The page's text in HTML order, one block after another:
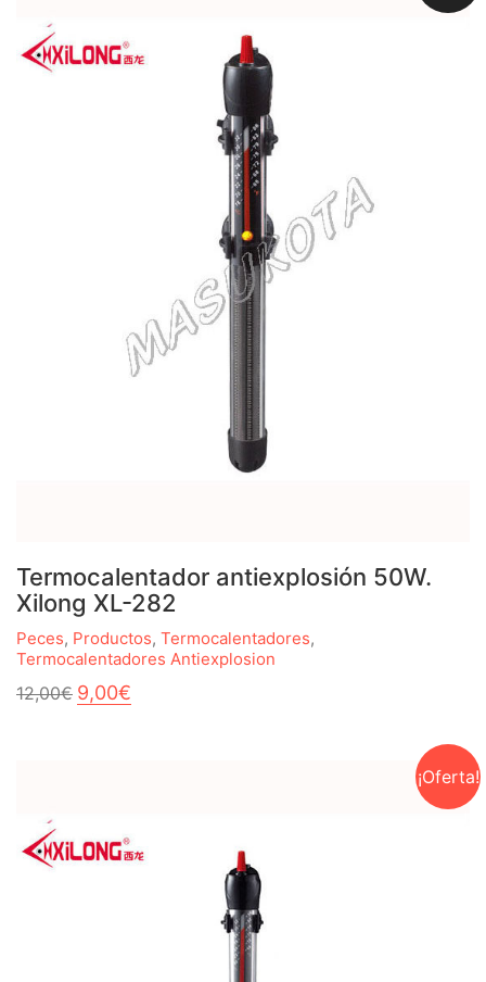
Termocalentador antiexplosión 50W.
Xilong XL-282
Peces, Productos, Termocalentadores,
Termocalentadores Antiexplosion
12,00€ El
precio
9,00€
precio
¡Oferta!